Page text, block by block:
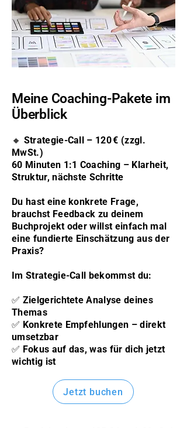
Meine Coaching-Pakete im
Überblick
🔸 Strategie-Call – 120 € (zzgl.
MwSt.)
60 Minuten 1:1 Coaching – Klarheit,
Struktur, nächste Schritte
Du hast eine konkrete Frage,
brauchst Feedback zu deinem
Buchprojekt oder willst einfach mal
eine fundierte Einschätzung aus der
Praxis?
Im Strategie-Call bekommst du:
✅ Zielgerichtete Analyse deines
Themas
✅ Konkrete Empfehlungen – direkt
umsetzbar
✅ Fokus auf das, was für dich jetzt
wichtig ist
Jetzt buchen